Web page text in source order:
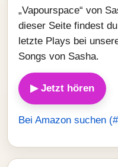
„Vapourspace“ von
dieser Seite findest
letzte Plays bei
Songs von Sasha.
▶ Jetzt hören
Bei Amazon suchen